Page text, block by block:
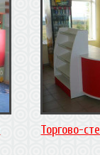
Торгово-